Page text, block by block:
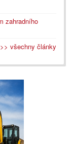
zahradního
>> všechny články